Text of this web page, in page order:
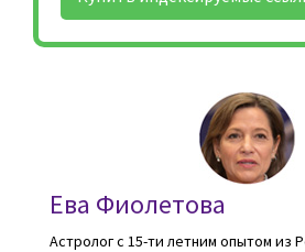
Ева Фиолетова
Астролог с 15-ти летним опытом из